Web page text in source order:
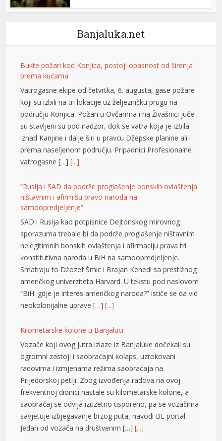
Banjaluka.net
Bukte požari kod Konjica, postoji opasnost od širenja
prema kućama
Vatrogasne ekipe od četvrtka, 6. augusta, gase požare
koji su izbili na tri lokacije uz željezničku prugu na
području Konjica. Požari u Ovčarima i na Živašnici juče
su stavljeni su pod nadzor, dok se vatra koja je izbila
iznad Kanjine i dalje širi u pravcu Džepske planine ali i
prema naseljenom području. Pripadnici Profesionalne
vatrogasne […][...]
”Rusija i SAD da podrže proglašenje bonskih ovlaštenja
ništavnim i afirmišu pravo naroda na
samoopredjeljenje”
SAD i Rusija kao potpisnice Dejtonskog mirovnog
sporazuma trebale bi da podrže proglašenje ništavnim
nelegitimnih bonskih ovlaštenja i afirmaciju prava tri
konstitutivna naroda u BiH na samoopredjeljenje.
Smatraju to Džozef Šmic i Brajan Kenedi sa prestižnog
američkog univerziteta Harvard. U tekstu pod naslovom
“BiH: gdje je interes američkog naroda?” ističe se da vid
neokolonijalne uprave […][...]
Kilometarske kolone u Banjaluci
Vozače koji ovog jutra izlaze iz Banjaluke dočekali su
ogromni zastoji i saobraćajni kolaps, uzrokovani
radovima i izmjenama režima saobraćaja na
Prijedorskoj petlji. Zbog izvođenja radova na ovoj
frekventnoj dionici nastale su kilometarske kolone, a
saobraćaj se odvija izuzetno usporeno, pa se vozačima
savjetuje izbjegavanje brzog puta, navodi BL portal.
Jedan od vozača na društvenim […][...]